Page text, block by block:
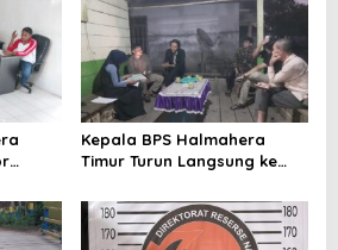
Kepala BPS Halmahera
Timur Turun Langsung ke
Pendataan Sensus Ekonomi
2026